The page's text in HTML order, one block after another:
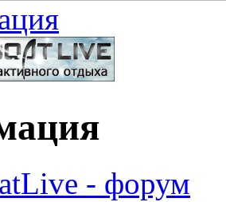
- форум